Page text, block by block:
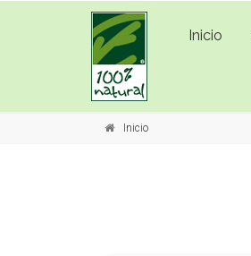
Inicio
Inicio